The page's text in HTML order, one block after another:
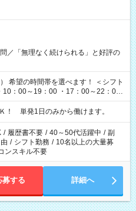
／「無理なく続けられる」と好評の
ト
10：00～19：00 ・17：00～22：00
00～翌6：00 など
！ 単発1日のみから働けます。
/ 履歴書不要 / 40～50代活躍中 / 副
/ シフト勤務 / 10名以上の大量募
ンスキル不要
募する 詳細へ